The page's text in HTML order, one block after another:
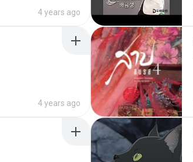
4 years ago
4 years ago